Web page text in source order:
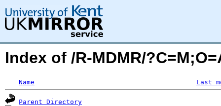
Index of /R-MDMR/
Name Last
Parent Directory